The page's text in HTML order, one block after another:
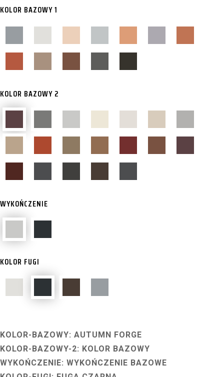
KOLOR BAZOWY 1
KOLOR BAZOWY 2
WYKOŃCZENIE
KOLOR FUGI
KOLOR-BAZOWY: AUTUMN FORGE
KOLOR-BAZOWY-2: KOLOR BAZOWY
WYKOŃCZENIE: WYKOŃCZENIE BAZOWE